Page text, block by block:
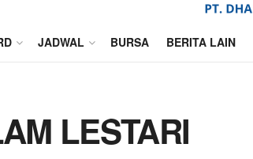
JADWAL BURSA BERITA LAIN
LESTARI